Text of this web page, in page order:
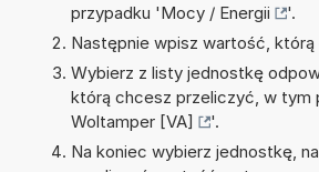
przypadku 'Mocy / Energii
'.
Następnie wpisz wartość,
Wybierz z listy jednostkę
którą chcesz przeliczyć, w tym
Woltamper [VA]
'.
Na koniec wybierz jednostkę,